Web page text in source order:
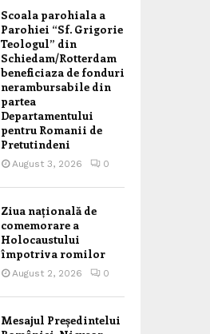
Scoala parohiala a
Parohiei “Sf. Grigorie
Teologul” din
Schiedam/Rotterdam
beneficiaza de fonduri
nerambursabile din
partea
Departamentului
pentru Romanii de
Pretutindeni
August 3, 2026 0
Ziua națională de
comemorare a
Holocaustului
împotriva romilor
August 2, 2026 0
Mesajul Președintelui